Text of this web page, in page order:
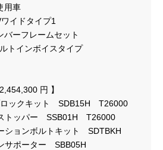
用車
イドタイプ1
バーフレームセット
トインボイスタイプ
円 】
ックキット　SDB15H　T26000
トッパー　SSB01H　T26000
ションボルトキット　SDTBKH
サポーター　SBB05H